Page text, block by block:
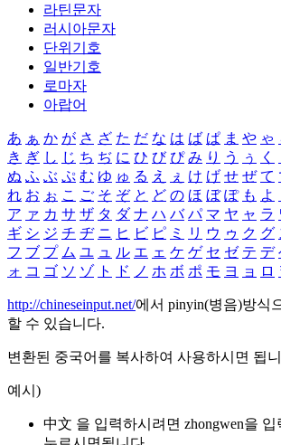
라틴문자
러시아문자
단위기호
일반기호
로마자
아랍어
あ ぁ か が さ ざ た だ な は ば ぱ ま や ゃ
き ぎ し じ ち ぢ に ひ び ぴ み り う ぅ く
ぬ ふ ぶ ぷ む ゆ ゅ る え ぇ け げ せ ぜ て
れ お ぉ こ ご そ ぞ と ど の ほ ぼ ぽ も よ
ア ァ カ サ ザ タ ダ ナ ハ バ パ マ ヤ ャ ラ
ギ シ ジ チ ヂ ニ ヒ ビ ピ ミ リ ウ ゥ ク グ
フ ブ プ ム ユ ュ ル エ ェ ケ ゲ セ ゼ テ デ
ォ コ ゴ ソ ゾ ト ド ノ ホ ボ ポ モ ヨ ョ ロ
http://chineseinput.net/에서 pinyin(병음)방식
할 수 있습니다.
변환된 중국어를 복사하여 사용하시면 됩
예시)
中文 을 입력하시려면 zhongwen을 입